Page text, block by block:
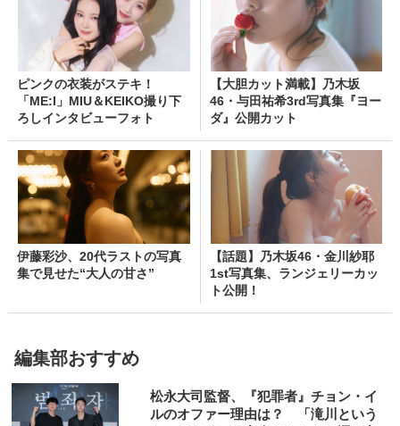
ピンクの衣装がステキ！
「ME:I」MIU＆KEIKO撮り下
ろしインタビューフォト
【大胆カット満載】乃木坂
46・与田祐希3rd写真集『ヨー
ダ』公開カット
伊藤彩沙、20代ラストの写真
集で見せた“大人の甘さ”
【話題】乃木坂46・金川紗耶
1st写真集、ランジェリーカッ
ト公開！
編集部おすすめ
松永大司監督、『犯罪者』チョン・イ
ルのオファー理由は？ 「滝川という